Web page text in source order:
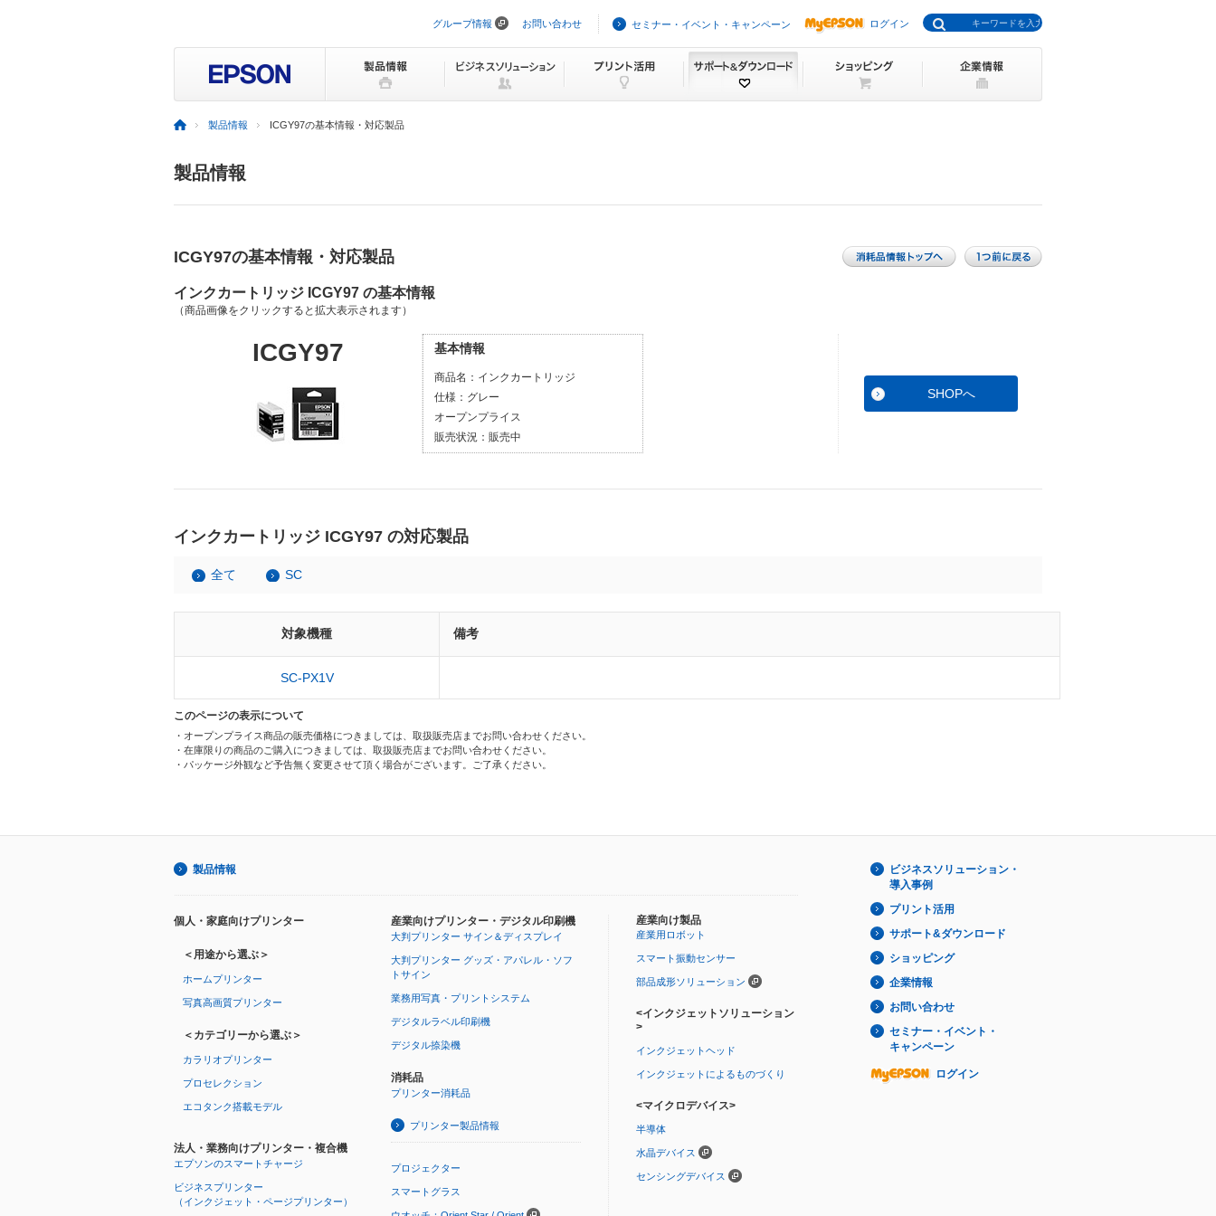
ビ
ョ
グループ情報 お問い合わせ セミナー・イベント・キャンペーン ログイン
製品情報 ICGY97の基本情報・対応製品
製品情報
ICGY97の基本情報・対応製品
インクカートリッジ ICGY97 の基本情報
（商品画像をクリックすると拡大表示されます）
ICGY97 基本情報
商品名： インクカートリッジ
仕様： グレー
オープンプライス
販売状況： 販売中
SHOPへ
インクカートリッジ ICGY97 の対応製品
全て SC
対象機種 備考
SC-PX1V
このページの表示について
・オープンプライス商品の販売価格につきましては、取扱販売店までお問い合わせください。
・在庫限りの商品のご購入につきましては、取扱販売店までお問い合わせください。
・パッケージ外観など予告無く変更させて頂く場合がございます。ご了承ください。
製品情報
個人・家庭向けプリンター
＜用途から選ぶ＞
ホームプリンター
写真高画質プリンター
＜カテゴリーから選ぶ＞
カラリオプリンター
プロセレクション
エコタンク搭載モデル
法人・業務向けプリンター・複合機
エプソンのスマートチャージ
ビジネスプリンター
（インクジェット・ページプリンター）
産業向けプリンター・デジタル印刷機
大判プリンター サイン＆ディスプレイ
大判プリンター グッズ・アパレル・ソフ
トサイン
業務用写真・プリントシステム
デジタルラベル印刷機
デジタル捺染機
消耗品
プリンター消耗品
プリンター製品情報
プロジェクター
スマートグラス
産業向け製品
産業用ロボット
スマート振動センサー
部品成形ソリューション
<インクジェットソリューション
>
インクジェットヘッド
インクジェットによるものづくり
<マイクロデバイス>
半導体
水晶デバイス
センシングデバイス
ビジネスソリューション・
導入事例
プリント活用
サポート&ダウンロード
ショッピング
企業情報
お問い合わせ
セミナー・イベント・
キャンペーン
ログイン